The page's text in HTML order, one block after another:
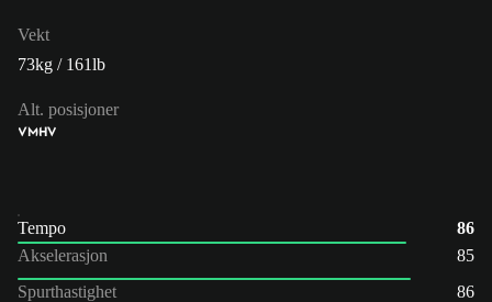
Vekt
73kg / 161lb
Alt. posisjoner
VMHV
Tempo
86
Akselerasjon
85
Spurthastighet
86